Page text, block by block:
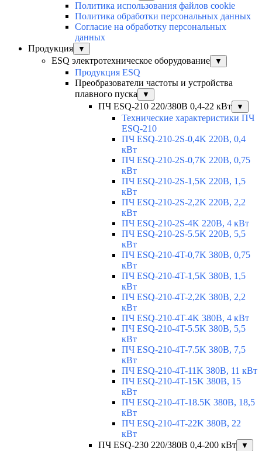
Политика использования файлов cookie
Политика обработки персональных данных
Согласие на обработку персональных
данных
Продукция
▼
ESQ электротехническое оборудование ▼
Продукция ESQ
Преобразователи частоты и устройства
плавного пуска
▼
ПЧ ESQ-210 220/380В 0,4-22 кВт ▼
Технические характеристики ПЧ
ESQ-210
ПЧ ESQ-210-2S-0,4K 220В, 0,4
кВт
ПЧ ESQ-210-2S-0,7K 220В, 0,75
кВт
ПЧ ESQ-210-2S-1,5K 220В, 1,5
кВт
ПЧ ESQ-210-2S-2,2K 220В, 2,2
кВт
ПЧ ESQ-210-2S-4K 220В, 4 кВт
ПЧ ESQ-210-2S-5.5K 220В, 5,5
кВт
ПЧ ESQ-210-4T-0,7K 380В, 0,75
кВт
ПЧ ESQ-210-4T-1,5K 380В, 1,5
кВт
ПЧ ESQ-210-4T-2,2K 380В, 2,2
кВт
ПЧ ESQ-210-4T-4K 380В, 4 кВт
ПЧ ESQ-210-4T-5.5K 380В, 5,5
кВт
ПЧ ESQ-210-4T-7.5K 380В, 7,5
кВт
ПЧ ESQ-210-4T-11K 380В, 11 кВт
ПЧ ESQ-210-4T-15K 380В, 15
кВт
ПЧ ESQ-210-4T-18.5K 380В, 18,5
кВт
ПЧ ESQ-210-4T-22K 380В, 22
кВт
ПЧ ESQ-230 220/380В 0,4-200 кВт
▼